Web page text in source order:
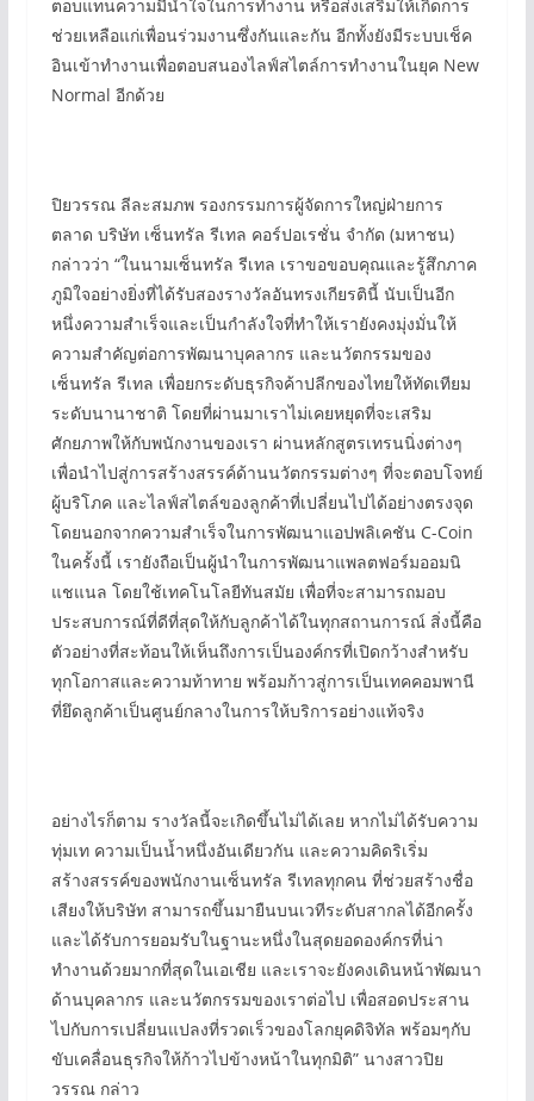
ตอบแทนความมีน้ำใจในการทำงาน หรือส่งเสริมให้เกิดการ
ช่วยเหลือแก่เพื่อนร่วมงานซึ่งกันและกัน อีกทั้งยังมีระบบเช็ค
อินเข้าทำงานเพื่อตอบสนองไลฟ์สไตล์การทำงานในยุค New
Normal อีกด้วย
ปิยวรรณ ลีละสมภพ รองกรรมการผู้จัดการใหญ่ฝ่ายการ
ตลาด บริษัท เซ็นทรัล รีเทล คอร์ปอเรชั่น จำกัด (มหาชน)
กล่าวว่า “ในนามเซ็นทรัล รีเทล เราขอขอบคุณและรู้สึกภาค
ภูมิใจอย่างยิ่งที่ได้รับสองรางวัลอันทรงเกียรตินี้ นับเป็นอีก
หนึ่งความสำเร็จและเป็นกำลังใจที่ทำให้เรายังคงมุ่งมั่นให้
ความสำคัญต่อการพัฒนาบุคลากร และนวัตกรรมของ
เซ็นทรัล รีเทล เพื่อยกระดับธุรกิจค้าปลีกของไทยให้ทัดเทียม
ระดับนานาชาติ โดยที่ผ่านมาเราไม่เคยหยุดที่จะเสริม
ศักยภาพให้กับพนักงานของเรา ผ่านหลักสูตรเทรนนิ่งต่างๆ
เพื่อนำไปสู่การสร้างสรรค์ด้านนวัตกรรมต่างๆ ที่จะตอบโจทย์
ผู้บริโภค และไลฟ์สไตล์ของลูกค้าที่เปลี่ยนไปได้อย่างตรงจุด
โดยนอกจากความสำเร็จในการพัฒนาแอปพลิเคชัน C-Coin
ในครั้งนี้ เรายังถือเป็นผู้นำในการพัฒนาแพลตฟอร์มออมนิ
แชแนล โดยใช้เทคโนโลยีทันสมัย เพื่อที่จะสามารถมอบ
ประสบการณ์ที่ดีที่สุดให้กับลูกค้าได้ในทุกสถานการณ์ สิ่งนี้คือ
ตัวอย่างที่สะท้อนให้เห็นถึงการเป็นองค์กรที่เปิดกว้างสําหรับ
ทุกโอกาสและความท้าทาย พร้อมก้าวสู่การเป็นเทคคอมพานี
ที่ยึดลูกค้าเป็นศูนย์กลางในการให้บริการอย่างแท้จริง
อย่างไรก็ตาม รางวัลนี้จะเกิดขึ้นไม่ได้เลย หากไม่ได้รับความ
ทุ่มเท ความเป็นน้ำหนึ่งอันเดียวกัน และความคิดริเริ่ม
สร้างสรรค์ของพนักงานเซ็นทรัล รีเทลทุกคน ที่ช่วยสร้างชื่อ
เสียงให้บริษัท สามารถขึ้นมายืนบนเวทีระดับสากลได้อีกครั้ง
และได้รับการยอมรับในฐานะหนึ่งในสุดยอดองค์กรที่น่า
ทำงานด้วยมากที่สุดในเอเชีย และเราจะยังคงเดินหน้าพัฒนา
ด้านบุคลากร และนวัตกรรมของเราต่อไป เพื่อสอดประสาน
ไปกับการเปลี่ยนแปลงที่รวดเร็วของโลกยุคดิจิทัล พร้อมๆกับ
ขับเคลื่อนธุรกิจให้ก้าวไปข้างหน้าในทุกมิติ” นางสาวปิย
วรรณ กล่าว